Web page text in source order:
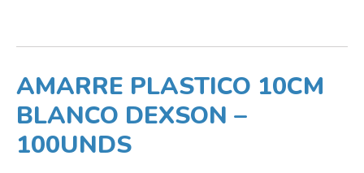
AMARRE PLASTICO 10CM
BLANCO DEXSON –
100UNDS